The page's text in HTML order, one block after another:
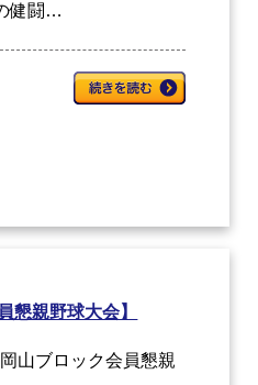
健闘…
懇親野球大会】
山ブロック会員懇親